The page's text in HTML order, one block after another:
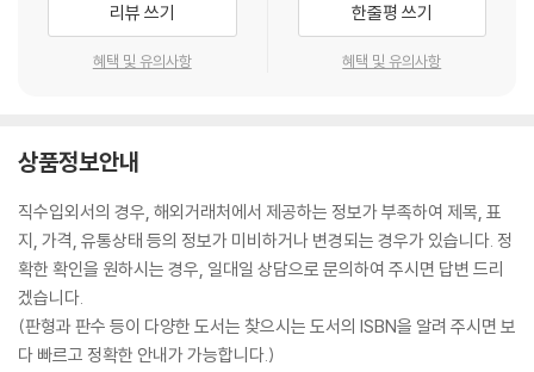
리뷰 쓰기
혜택 및 유의사항
한줄평 쓰기
혜택 및 유의사항
상품정보안내
직수입외서의 경우, 해외거래처에서 제공하는 정보가 부족하여 제목, 표
지, 가격, 유통상태 등의 정보가 미비하거나 변경되는 경우가 있습니다. 정
확한 확인을 원하시는 경우, 일대일 상담으로 문의하여 주시면 답변 드리
겠습니다.
(판형과 판수 등이 다양한 도서는 찾으시는 도서의 ISBN을 알려 주시면 보
다 빠르고 정확한 안내가 가능합니다.)